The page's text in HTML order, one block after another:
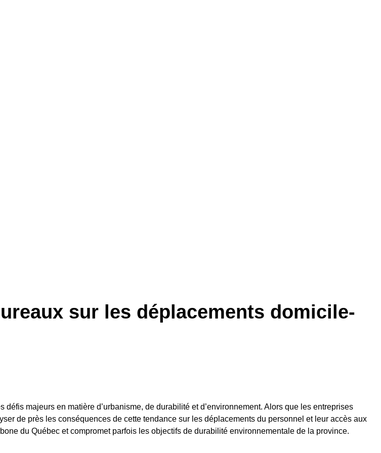
sur les déplacements domicile-
majeurs en matière d’urbanisme, de durabilité et d’environnement. Alors que les entreprises
de près les conséquences de cette tendance sur les déplacements du personnel et leur accès aux
du Québec et compromet parfois les objectifs de durabilité environnementale de la province.